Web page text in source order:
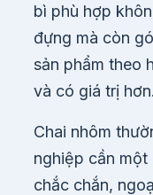
bì phù hợp
đựng mà còn
sản phẩm theo
và có giá trị hơn.
Chai nhôm
nghiệp cần
chắc chắn,